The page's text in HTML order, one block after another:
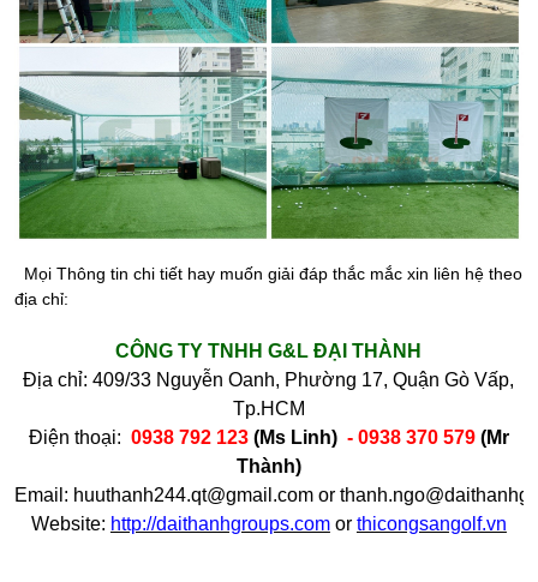
Mọi Thông tin chi tiết hay muốn giải đáp thắc mắc xin liên hệ theo
địa chỉ:
CÔNG TY TNHH G&L ĐẠI THÀNH
Địa chỉ:409/33 Nguyễn Oanh, Phường 17, Quận Gò Vấp,
Tp.HCM
Điện thoại: 0938 792 123 (Ms Linh) - 0938 370 579(Mr
Thành)
Email: huuthanh244.qt@gmail.com or
Website: http://daithanhgroups.comor thicongsangolf.vn